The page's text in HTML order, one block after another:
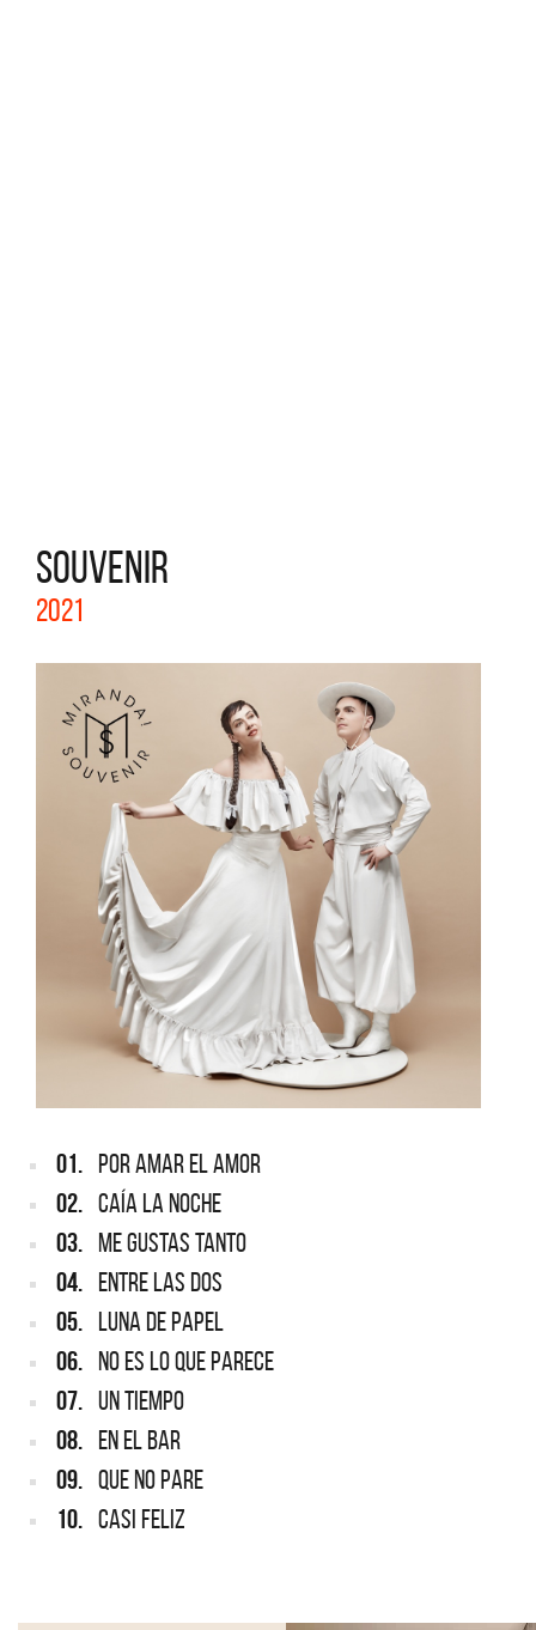
SOUVENIR
2021
01. POR AMAR EL AMOR
02. CAÍA LA NOCHE
03. ME GUSTAS TANTO
04. ENTRE LAS DOS
05. LUNA DE PAPEL
06. NO ES LO QUE PARECE
07. UN TIEMPO
08. EN EL BAR
09. QUE NO PARE
10. CASI FELIZ